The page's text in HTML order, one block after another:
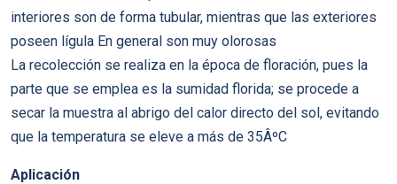
interiores son de forma tubular, mientras que las exteriores
poseen lígula En general son muy olorosas
La recolección se realiza en la época de floración, pues la
parte que se emplea es la sumidad florida; se procede a
secar la muestra al abrigo del calor directo del sol, evitando
que la temperatura se eleve a más de 35ÂºC
Aplicación